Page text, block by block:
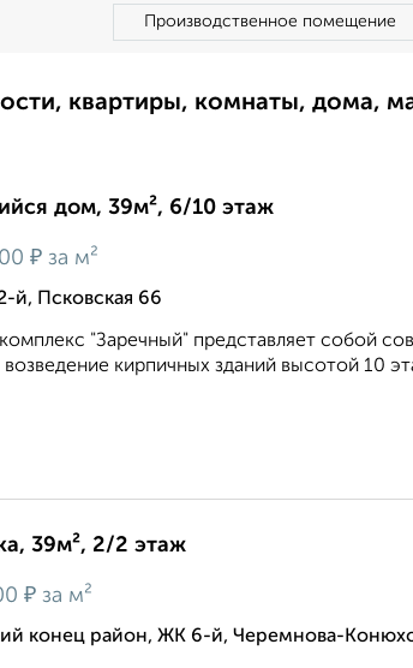
Производственное помещение
квартиры, комнаты, дома,
дом, 39м², 6/10 этаж
₽ за м²
й, Псковская 66
"Заречный" представляет собой
кирпичных зданий высотой 10
39м², 2/2 этаж
₽ за м²
конец район, ЖК 6-й, Черемнова-